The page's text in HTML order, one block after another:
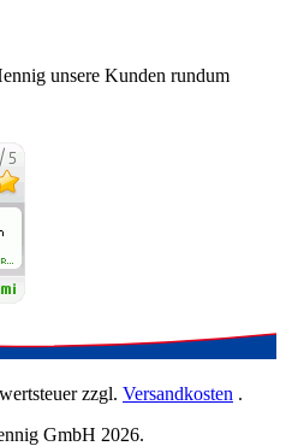
unsere Kunden rundum
zzgl. Versandkosten .
GmbH 2026.